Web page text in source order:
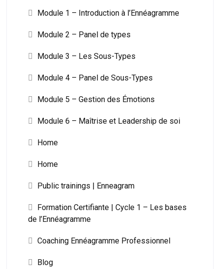
Module 1 – Introduction à l’Ennéagramme
Module 2 – Panel de types
Module 3 – Les Sous-Types
Module 4 – Panel de Sous-Types
Module 5 – Gestion des Émotions
Module 6 – Maîtrise et Leadership de soi
Home
Home
Public trainings | Enneagram
Formation Certifiante | Cycle 1 – Les bases
de l’Ennéagramme
Coaching Ennéagramme Professionnel
Blog